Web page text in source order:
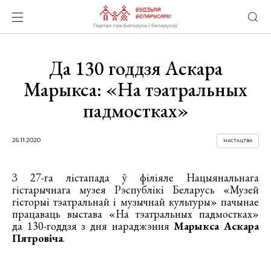
Да 130 годдзя Аскара
Марыкса: «На тэатральных
падмостках»
26.11.2020 МАСТАЦТВА
З 27-га лістапада ў філіяле Нацыянальнага
гістарычнага музея Рэспублікі Беларусь «Музей
гісторыі тэатральнай і музычнай культуры» пачынае
працаваць выстава «На тэатральных падмостках»
да 130-годдзя з дня нараджэння Марыкса Аскара
Пятровіча.